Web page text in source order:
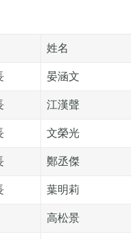
姓名
晏涵文
江漢聲
文榮光
鄭丞傑
葉明莉
高松景